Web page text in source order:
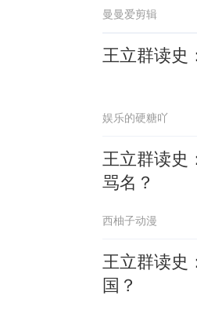
曼曼爱剪辑
王立群读史
娱乐的硬糖吖
王立群读史
骂名？
西柚子动漫
王立群读史
国？